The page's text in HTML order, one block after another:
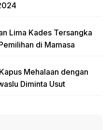
Lima Kades Tersangka
di Mamasa
Mehalaan dengan
Diminta Usut